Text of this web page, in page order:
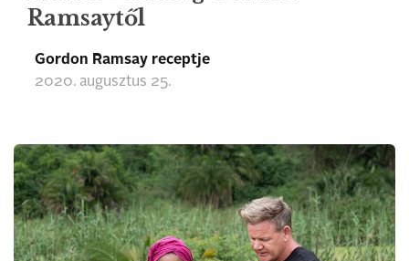
Ramsaytől
Gordon Ramsay receptje
2020. augusztus 25.